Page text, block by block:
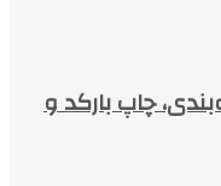
چاپ بارکد و